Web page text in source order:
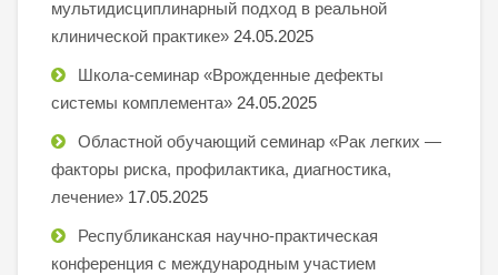
мультидисциплинарный подход в реальной
клинической практике» 24.05.2025
Школа-семинар «Врожденные дефекты
системы комплемента» 24.05.2025
Областной обучающий семинар «Рак легких —
факторы риска, профилактика, диагностика,
лечение» 17.05.2025
Республиканская научно-практическая
конференция с международным участием